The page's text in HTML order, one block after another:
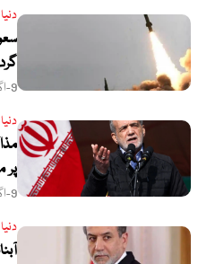
دنیا
9-اگست،2026
دنیا
پر
9-اگست،2026
دنیا